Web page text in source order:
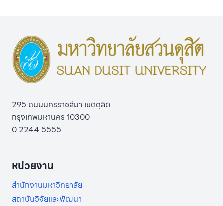
295 ถนนนครราชสีมา เขตดุสิต
กรุงเทพมหานคร 10300
0 2244 5555
หน่วยงาน
สำนักงานมหาวิทยาลัย
สถาบันวิจัยและพัฒนา